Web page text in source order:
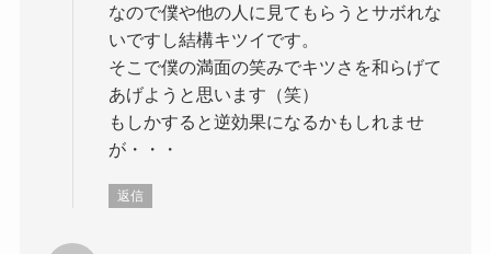
なので僕や他の人に見てもらうとサボれな
いですし結構キツイです。
そこで僕の満面の笑みでキツさを和らげて
あげようと思います（笑）
もしかすると逆効果になるかもしれませ
が・・・
返信